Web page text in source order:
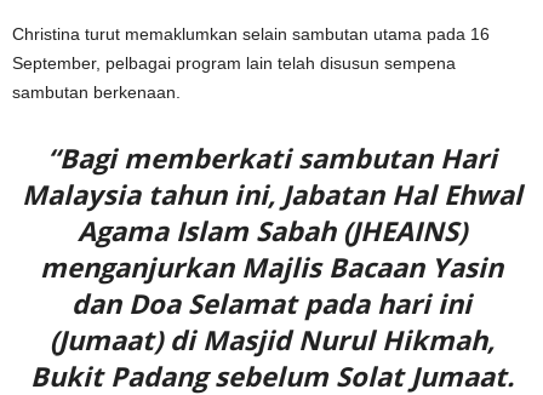
Christina turut memaklumkan selain sambutan utama pada 16
September, pelbagai program lain telah disusun sempena
sambutan berkenaan.
“Bagi memberkati sambutan Hari
Malaysia tahun ini, Jabatan Hal Ehwal
Agama Islam Sabah (JHEAINS)
menganjurkan Majlis Bacaan Yasin
dan Doa Selamat pada hari ini
(Jumaat) di Masjid Nurul Hikmah,
Bukit Padang sebelum Solat Jumaat.